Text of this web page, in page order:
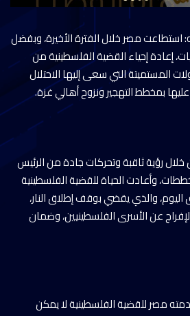
مصر خلال الفترة الأخيرة، وبفضل
إعادة إحياء القضية الفلسطينية من
المستميتة التي سعى إليها الاحتلال
بمخطط التهجير ونزوح أهالي غزة.
رؤية ثاقبة وتحركات جادة من الرئيس
وأعادت الحياة للقضية الفلسطينية
والذي يقضي بوقف إطلاق النار،
عن الأسرى الفلسطينيين، وضمان
مصر للقضية الفلسطينية لا يمكن